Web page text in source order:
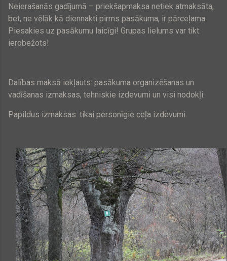
Neierašanās gadījumā – priekšapmaksa netiek atmaksāta,
bet, ne vēlāk kā diennakti pirms pasākuma, ir pārceļama.
Piesakies uz pasākumu laicīgi! Grupas lielums var tikt
ierobežots!
Dalības maksā iekļauts: pasākuma organizēšanas un
vadīšanas izmaksas, tehniskie izdevumi un visi nodokļi.
Papildus izmaksas: tikai personīgie ceļa izdevumi.